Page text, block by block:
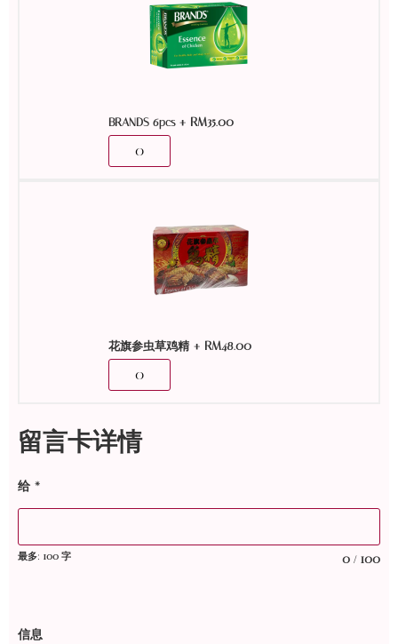
BRANDS 6pcs+ RM35.00
花旗参虫草鸡精 + RM48.00
留言卡详情
给 *
0 / 100
最多: 100 字
信息